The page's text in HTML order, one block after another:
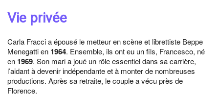
Vie privée
Carla Fracci a épousé le metteur en scène et librettiste Beppe
Menegatti en 1964. Ensemble, ils ont eu un fils, Francesco, né
en 1969. Son mari a joué un rôle essentiel dans sa carrière,
l’aidant à devenir indépendante et à monter de nombreuses
productions. Après sa retraite, le couple a vécu près de
Florence.